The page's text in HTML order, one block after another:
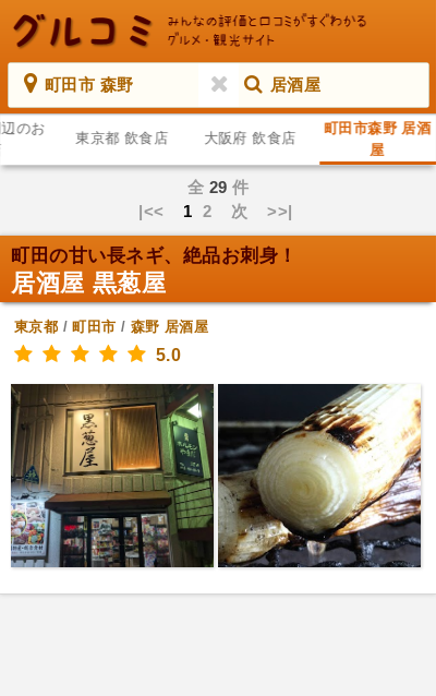
町田市 森野 居酒屋
のお
東京都 飲食店 大阪府 飲食店
町田市森野 居酒
屋
全 29 件
|<< 1 2 次 >>|
町田の甘い長ネギ、絶品お刺身！
居酒屋 黒葱屋
東京都 /町田市 / 森野 居酒屋
5.0